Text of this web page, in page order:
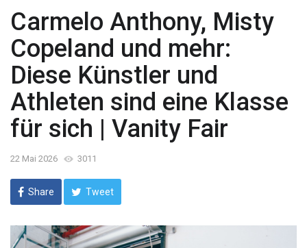
Carmelo Anthony, Misty
Copeland und mehr:
Diese Künstler und
Athleten sind eine Klasse
für sich | Vanity Fair
22 Mai 2026 3011
Share Tweet